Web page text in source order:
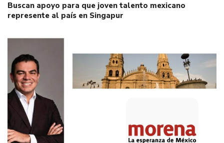
Buscan apoyo para que joven talento mexicano
represente al país en Singapur